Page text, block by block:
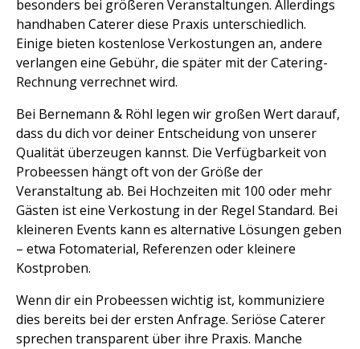
besonders bei größeren Veranstaltungen. Allerdings
handhaben Caterer diese Praxis unterschiedlich.
Einige bieten kostenlose Verkostungen an, andere
verlangen eine Gebühr, die später mit der Catering-
Rechnung verrechnet wird.
Bei Bernemann & Röhl legen wir großen Wert darauf,
dass du dich vor deiner Entscheidung von unserer
Qualität überzeugen kannst. Die Verfügbarkeit von
Probeessen hängt oft von der Größe der
Veranstaltung ab. Bei Hochzeiten mit 100 oder mehr
Gästen ist eine Verkostung in der Regel Standard. Bei
kleineren Events kann es alternative Lösungen geben
– etwa Fotomaterial, Referenzen oder kleinere
Kostproben.
Wenn dir ein Probeessen wichtig ist, kommuniziere
dies bereits bei der ersten Anfrage. Seriöse Caterer
sprechen transparent über ihre Praxis. Manche